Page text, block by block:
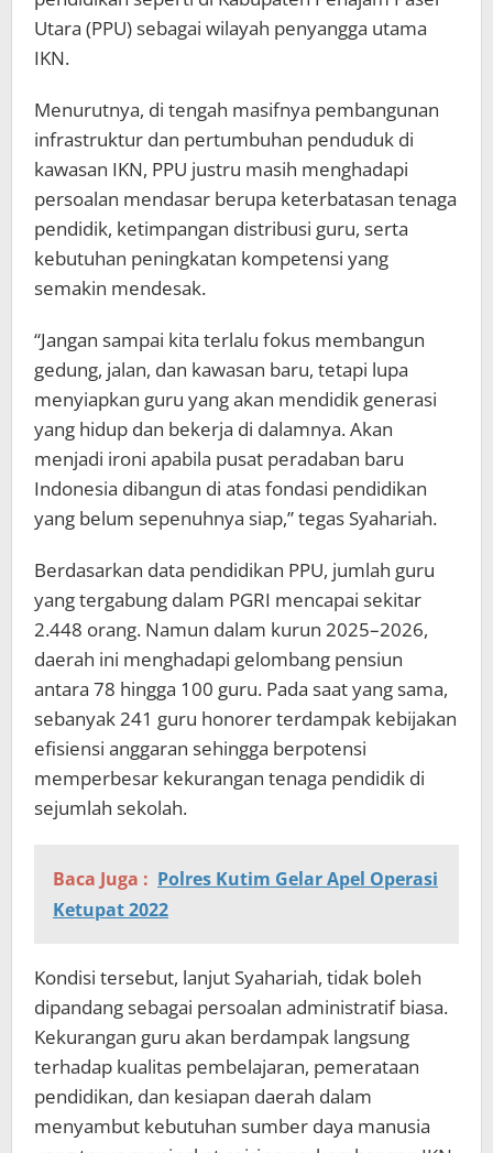
Utara (PPU) sebagai wilayah penyangga utama
IKN.
Menurutnya, di tengah masifnya pembangunan
infrastruktur dan pertumbuhan penduduk di
kawasan IKN, PPU justru masih menghadapi
persoalan mendasar berupa keterbatasan tenaga
pendidik, ketimpangan distribusi guru, serta
kebutuhan peningkatan kompetensi yang
semakin mendesak.
“Jangan sampai kita terlalu fokus membangun
gedung, jalan, dan kawasan baru, tetapi lupa
menyiapkan guru yang akan mendidik generasi
yang hidup dan bekerja di dalamnya. Akan
menjadi ironi apabila pusat peradaban baru
Indonesia dibangun di atas fondasi pendidikan
yang belum sepenuhnya siap,” tegas Syahariah.
Berdasarkan data pendidikan PPU, jumlah guru
yang tergabung dalam PGRI mencapai sekitar
2.448 orang. Namun dalam kurun 2025–2026,
daerah ini menghadapi gelombang pensiun
antara 78 hingga 100 guru. Pada saat yang sama,
sebanyak 241 guru honorer terdampak kebijakan
efisiensi anggaran sehingga berpotensi
memperbesar kekurangan tenaga pendidik di
sejumlah sekolah.
Baca Juga : Polres Kutim Gelar Apel Operasi
Ketupat 2022
Kondisi tersebut, lanjut Syahariah, tidak boleh
dipandang sebagai persoalan administratif biasa.
Kekurangan guru akan berdampak langsung
terhadap kualitas pembelajaran, pemerataan
pendidikan, dan kesiapan daerah dalam
menyambut kebutuhan sumber daya manusia